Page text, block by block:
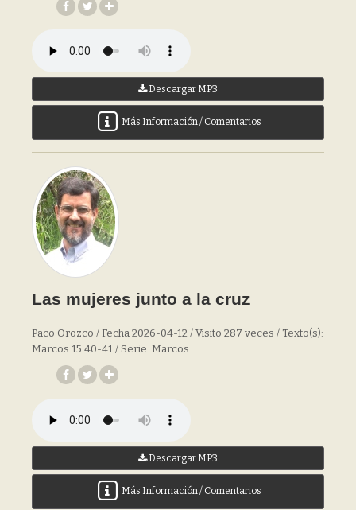
Descargar MP3
Más Información / Comentarios
Las mujeres junto a la cruz
Paco Orozco / Fecha 2026-04-12 / Visito 287 veces / Texto(s):
Marcos 15:40-41 / Serie: Marcos
Descargar MP3
Más Información / Comentarios